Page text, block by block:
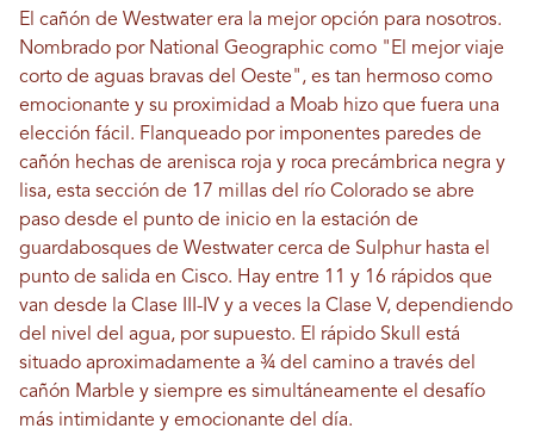
El cañón de Westwater era la mejor opción para nosotros.
Nombrado por National Geographic como "El mejor viaje
corto de aguas bravas del Oeste", es tan hermoso como
emocionante y su proximidad a Moab hizo que fuera una
elección fácil. Flanqueado por imponentes paredes de
cañón hechas de arenisca roja y roca precámbrica negra y
lisa, esta sección de 17 millas del río Colorado se abre
paso desde el punto de inicio en la estación de
guardabosques de Westwater cerca de Sulphur hasta el
punto de salida en Cisco. Hay entre 11 y 16 rápidos que
van desde la Clase III-IV y a veces la Clase V, dependiendo
del nivel del agua, por supuesto. El rápido Skull está
situado aproximadamente a ¾ del camino a través del
cañón Marble y siempre es simultáneamente el desafío
más intimidante y emocionante del día.